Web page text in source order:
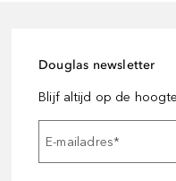
Douglas newsletter
Blijf altijd op de
E-mailadres*